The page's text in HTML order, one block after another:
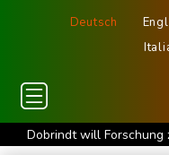
Deutsch
Dobrindt will Forschung